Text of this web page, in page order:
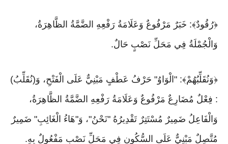
﴿رُقُودٌ﴾: خَبَرٌ مَرْفُوعٌ وَعَلَامَةُ رَفْعِهِ الضَّمَّةُ الظَّاهِرَةُ،
وَالْجُمْلَةُ فِي مَحَلِّ نَصْبٍ حَالٌ.
﴿وَنُقَلِّبُهُمْ﴾: "الْوَاوُ" حَرْفُ عَطْفٍ مَبْنِيٌّ عَلَى الْفَتْحِ، وَ(نُقَلِّبُ)
: فِعْلٌ مُضَارِعٌ مَرْفُوعٌ وَعَلَامَةُ رَفْعِهِ الضَّمَّةُ الظَّاهِرَةُ،
وَالْفَاعِلُ ضَمِيرٌ مُسْتَتِرٌ تَقْدِيرُهُ "نَحْنُ"، وَ"هَاءُ الْغَائِبِ" ضَمِيرٌ
مُتَّصِلٌ مَبْنِيٌّ عَلَى السُّكُونِ فِي مَحَلِّ نَصْبٍ مَفْعُولٌ بِهِ.